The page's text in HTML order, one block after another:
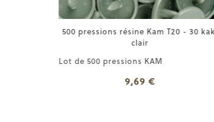
500 pressions résine Kam T20 - 30 kaki
clair
Lot de 500 pressions KAM
9,69 €